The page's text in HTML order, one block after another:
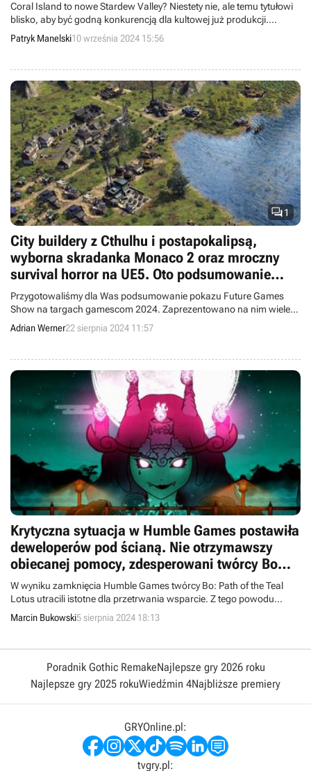
Coral Island to nowe Stardew Valley? Niestety nie, ale temu tytułowi
blisko, aby być godną konkurencją dla kultowej już produkcji.
Zdecydowanie warto dać Coral Island szansę, zwłaszcza jeśli
jesteście znudzeni pixel artem.
Patryk Manelski10 września 2024 15:56
1
City buildery z Cthulhu i postapokalipsą,
wyborna skradanka Monaco 2 oraz mroczny
survival horror na UE5. Oto podsumowanie
Future Games Show
Przygotowaliśmy dla Was podsumowanie pokazu Future Games
Show na targach gamescom 2024. Zaprezentowano na nim wiele
obiecujących produkcji, w tym kilka intrygujących projektów z Polski.
Adrian Werner22 sierpnia 2024 11:57
Krytyczna sytuacja w Humble Games postawiła
deweloperów pod ścianą. Nie otrzymawszy
obiecanej pomocy, zdesperowani twórcy Bo
zwrócili się o pomoc do fanów
W wyniku zamknięcia Humble Games twórcy Bo: Path of the Teal
Lotus utracili istotne dla przetrwania wsparcie. Z tego powodu
zwrócili się z prośbą o pomoc do fanów.
Marcin Bukowski5 sierpnia 2024 18:13
Poradnik Gothic RemakeNajlepsze gry 2026 roku
Najlepsze gry 2025 rokuWiedźmin 4Najbliższe premiery
GRYOnline.pl:
tvgry.pl: